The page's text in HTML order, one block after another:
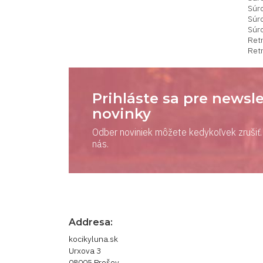
Prihláste sa pre
novinky
Odber noviniek môžete kedykoľvek
nás.
Addresa:
kocikyluna.sk
Urxova 3